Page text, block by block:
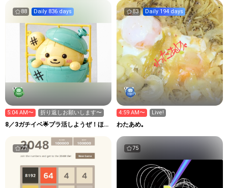
88 Daily 836 days
5:04 AM〜 折り返しお願いします〜
8／3ガチイベ🌟プラ活しようぜ！ほ
83 Daily 194 days
4:59 AM〜 Live!
わたあめ｡
77 75